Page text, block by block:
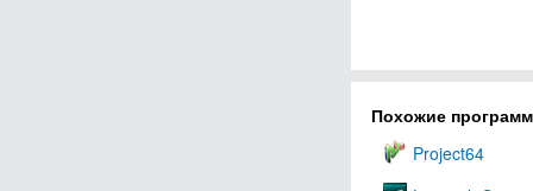
Похожие
Project64